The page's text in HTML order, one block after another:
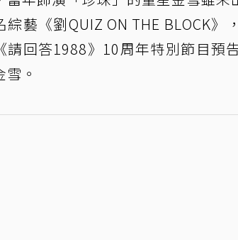
綜藝《劉QUIZ ON THE BLOCK
請回答1988》10周年特別節目預
。